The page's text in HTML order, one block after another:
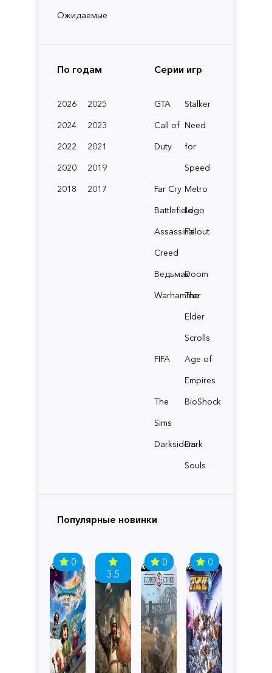
Ожидаемые
По годам
2026
2025
2024
2023
2022
2021
2020
2019
2018
2017
Серии игр
GTA
Stalker
Call of
Duty
Need
for
Speed
Far Cry Metro
BattlefieldLego
Assassin's
Creed
Fallout
ВедьмакDoom
Warhammer
The
Elder
Scrolls
FIFA
Age of
Empires
The
Sims
BioShock
Darksiders
Dark
Souls
Популярные новинки
0
3.5
0 0